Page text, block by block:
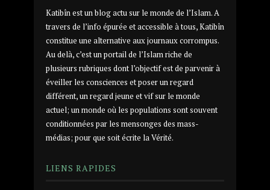
Katibîn est un blog actu sur le monde de l’Islam. A
travers de l’info épurée et accessible à tous, Katibîn
constitue une alternative aux journaux corrompus.
Au delà, c’est un portail de l’Islam riche de
plusieurs rubriques dont l’objectif est de parvenir à
éveiller les consciences et poser un regard
différent, un regard jeune et vif sur le monde
actuel; un monde où les populations sont souvent
conditionnées par les mensonges des mass-
médias; pour que soit écrite la Vérité.
LIENS RAPIDES